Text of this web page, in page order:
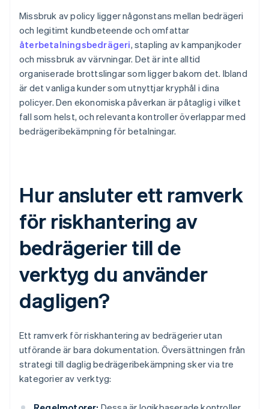
Missbruk av policy ligger någonstans mellan bedrägeri
och legitimt kundbeteende och omfattar
återbetalningsbedrägeri, stapling av kampanjkoder
och missbruk av värvningar. Det är inte alltid
organiserade brottslingar som ligger bakom det. Ibland
är det vanliga kunder som utnyttjar kryphål i dina
policyer. Den ekonomiska påverkan är påtaglig i vilket
fall som helst, och relevanta kontroller överlappar med
bedrägeribekämpning för betalningar.
Hur ansluter ett ramverk
för riskhantering av
bedrägerier till de
verktyg du använder
dagligen?
Ett ramverk för riskhantering av bedrägerier utan
utförande är bara dokumentation. Översättningen från
strategi till daglig bedrägeribekämpning sker via tre
kategorier av verktyg: